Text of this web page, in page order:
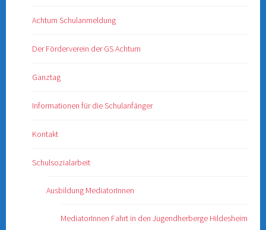
Achtum Schulanmeldung
Der Förderverein der GS Achtum
Ganztag
Informationen für die Schulanfänger
Kontakt
Schulsozialarbeit
Ausbildung MediatorInnen
MediatorInnen Fahrt in den Jugendherberge Hildesheim